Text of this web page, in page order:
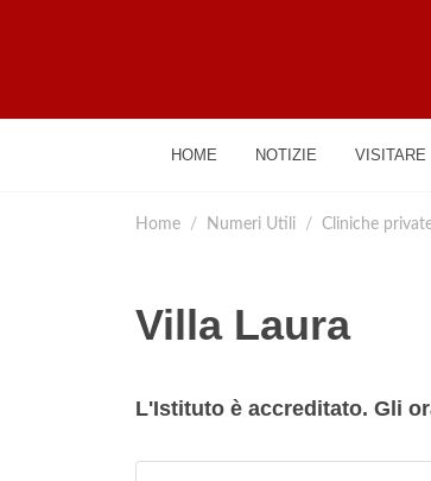
HOME NOTIZIE VISITARE
Home Numeri Utili Cliniche
Villa Laura
L'Istituto è accreditato. Gli